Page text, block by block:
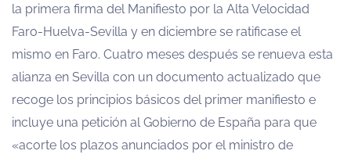
la primera firma del Manifiesto por la Alta Velocidad
Faro-Huelva-Sevilla y en diciembre se ratificase el
mismo en Faro. Cuatro meses después se renueva esta
alianza en Sevilla con un documento actualizado que
recoge los principios básicos del primer manifiesto e
incluye una petición al Gobierno de España para que
«acorte los plazos anunciados por el ministro de